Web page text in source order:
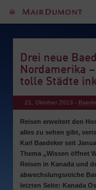
Drei neue
Nordamerika
tolle Städte
21. Oktober 2013 -
Reisen erweitert den
alles zu sehen gibt,
Karl Baedeker seit
Thema „Wissen öffnet
Reisen in Kanada und
abwechslungsreiche
letzten Seite: Kanada